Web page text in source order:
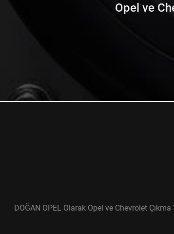
Opel ve
DOĞAN OPEL Olarak Opel ve Chevrolet